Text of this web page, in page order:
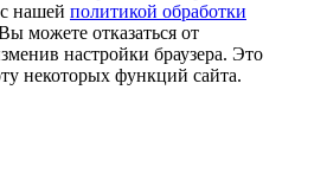
нашей политикой обработки
можете отказаться от
настройки браузера. Это
некоторых функций сайта.